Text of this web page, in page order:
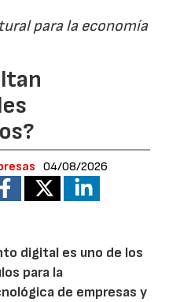
para la economía
04/08/2026
digital es uno de los
para la
de empresas y